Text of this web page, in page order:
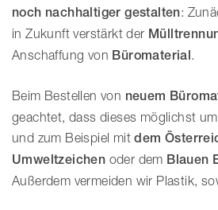
noch nachhaltiger gestalten:
in Zukunft verstärkt der
Anschaffung von Büromaterial .
Beim Bestellen von neuem
geachtet, dass dieses möglichst
und zum Beispiel mitdem
Umweltzeichen oder dem Blauen
Außerdem vermeiden wir Plastik,